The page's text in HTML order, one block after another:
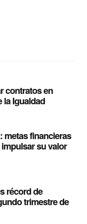
contratos en
la Igualdad
metas financieras
su valor
récord de
trimestre de